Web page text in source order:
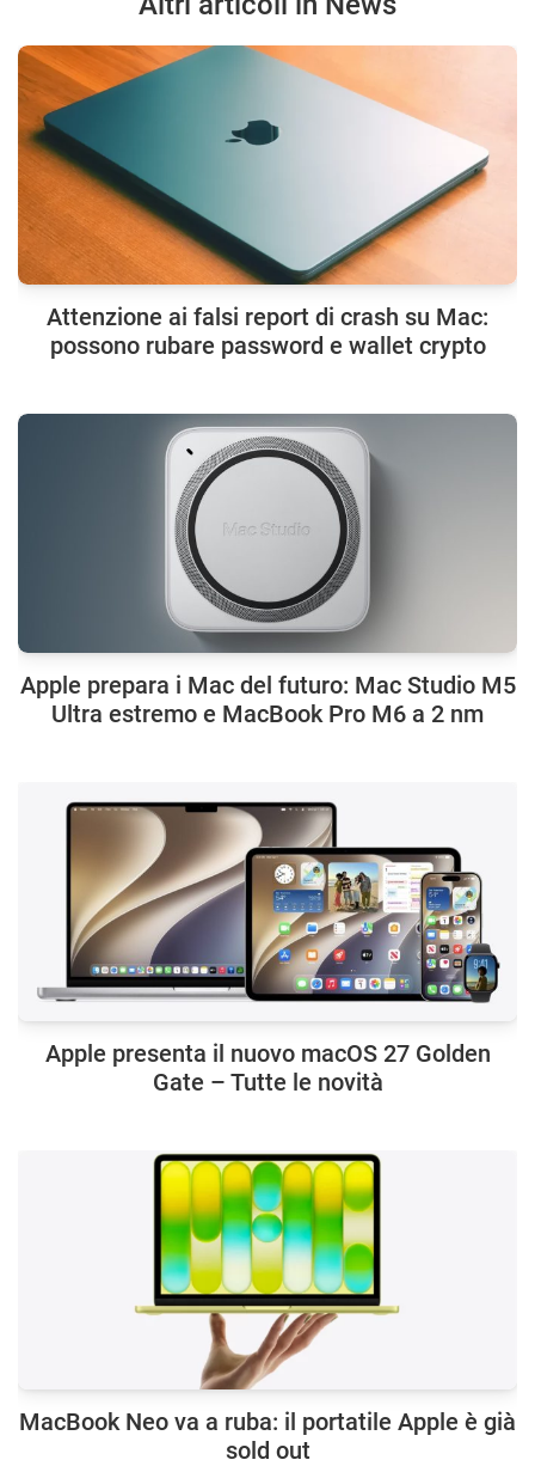
Attenzione ai falsi report di crash su Mac:
possono rubare password e wallet crypto
Apple prepara i Mac del futuro: Mac Studio M5
Ultra estremo e MacBook Pro M6 a 2 nm
Apple presenta il nuovo macOS 27 Golden
Gate – Tutte le novità
MacBook Neo va a ruba: il portatile Apple è già
sold out